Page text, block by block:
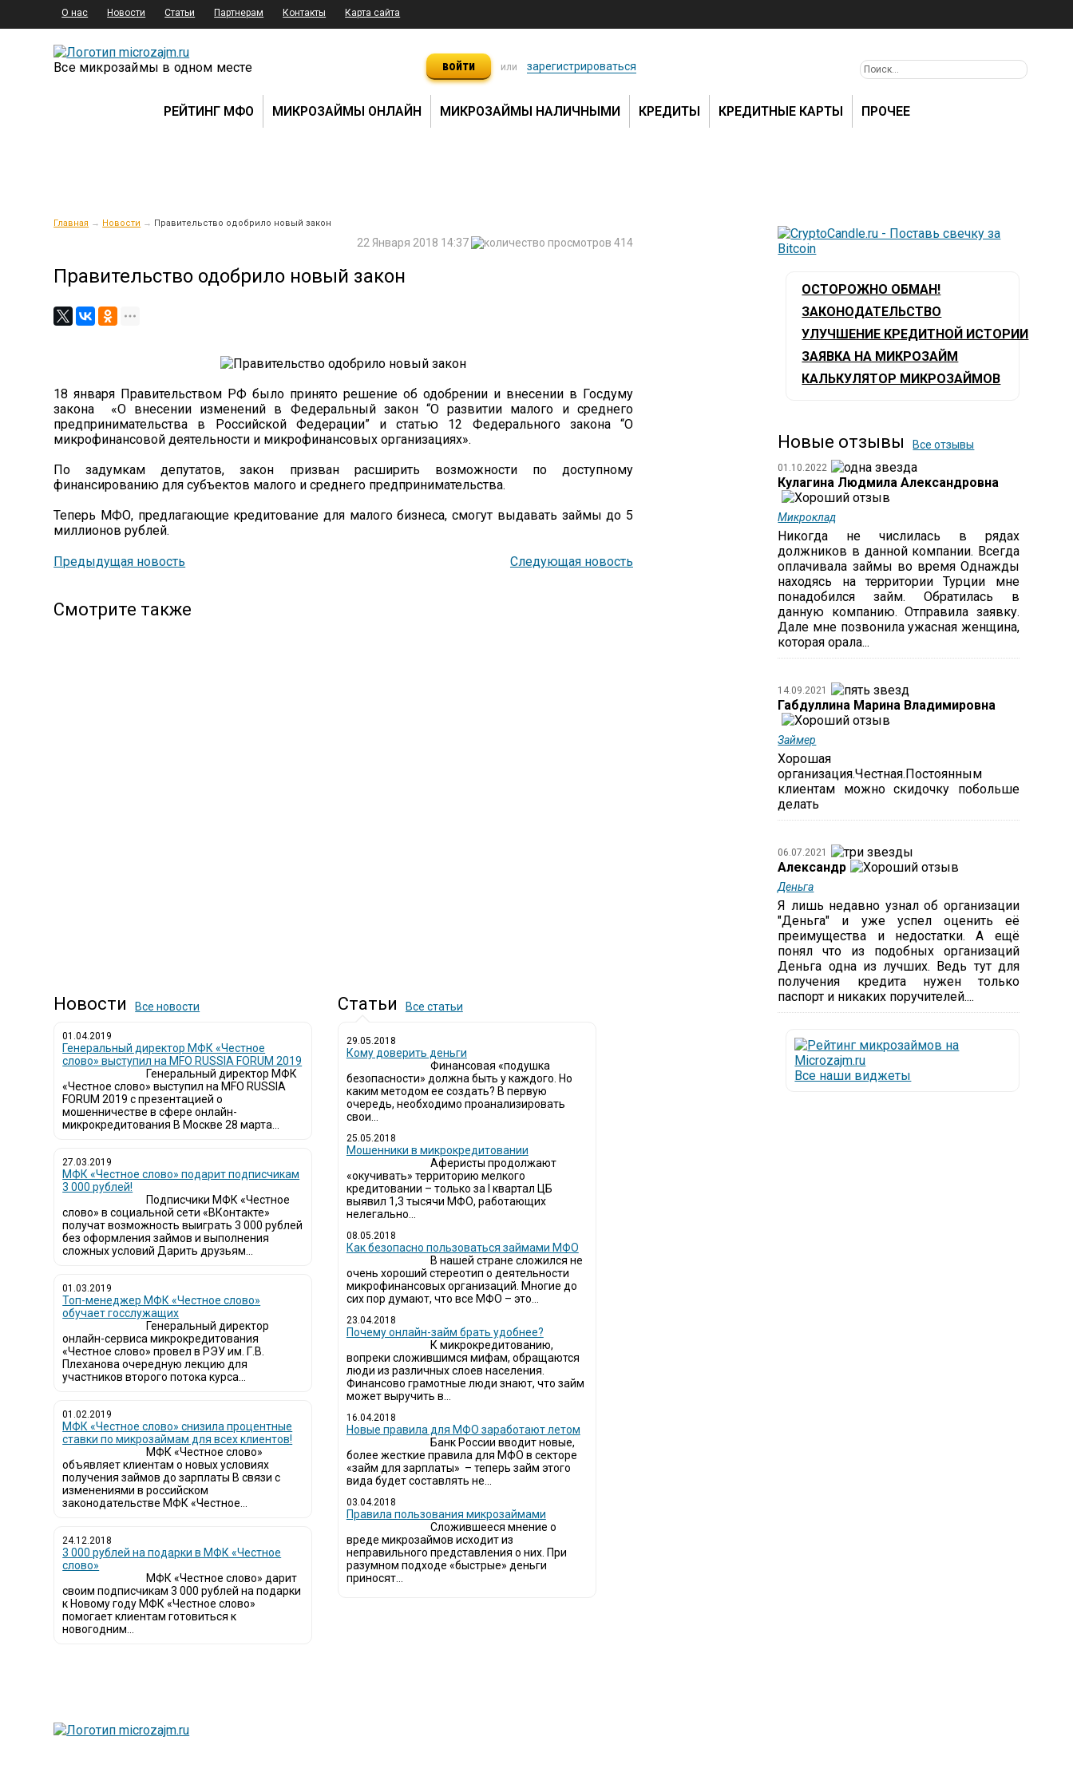
О нас Новости Статьи Партнерам Контакты Карта сайта
Все микрозаймы в одном месте войти или зарегистрироваться
РЕЙТИНГ МФО МИКРОЗАЙМЫ ОНЛАЙН МИКРОЗАЙМЫ НАЛИЧНЫМИ КРЕДИТЫ КРЕДИТНЫЕ КАРТЫ ПРОЧЕЕ
Главная → Новости → Правительство одобрило новый закон
414
22 Января 2018 14:37
Правительство одобрило новый закон
18 января Правительством РФ было принято решение об одобрении и внесении в Госдуму
закона «О внесении изменений в Федеральный закон “О развитии малого и среднего
предпринимательства в Российской Федерации” и статью 12 Федерального закона “О
микрофинансовой деятельности и микрофинансовых организациях».
По задумкам депутатов, закон призван расширить возможности по доступному
финансированию для субъектов малого и среднего предпринимательства.
Теперь МФО, предлагающие кредитование для малого бизнеса, смогут выдавать займы до 5
миллионов рублей.
Предыдущая новость Следующая новость
Смотрите также
Новости Все новости
01.04.2019
Генеральный директор МФК «Честное
слово» выступил на MFO RUSSIA FORUM 2019
Генеральный директор МФК
«Честное слово» выступил на MFO RUSSIA
FORUM 2019 с презентацией о
мошенничестве в сфере онлайн-
микрокредитования В Москве 28 марта...
27.03.2019
МФК «Честное слово» подарит подписчикам
3 000 рублей!
Подписчики МФК «Честное
слово» в социальной сети «ВКонтакте»
получат возможность выиграть 3 000 рублей
без оформления займов и выполнения
сложных условий Дарить друзьям...
01.03.2019
Топ-менеджер МФК «Честное слово»
обучает госслужащих
Генеральный директор
онлайн-сервиса микрокредитования
«Честное слово» провел в РЭУ им. Г.В.
Плеханова очередную лекцию для
участников второго потока курса...
01.02.2019
МФК «Честное слово» снизила процентные
ставки по микрозаймам для всех клиентов!
МФК «Честное слово»
объявляет клиентам о новых условиях
получения займов до зарплаты В связи с
изменениями в российском
законодательстве МФК «Честное...
24.12.2018
3 000 рублей на подарки в МФК «Честное
слово»
МФК «Честное слово» дарит
своим подписчикам 3 000 рублей на подарки
к Новому году МФК «Честное слово»
помогает клиентам готовиться к
новогодним...
Статьи Все статьи
29.05.2018
Кому доверить деньги
Финансовая «подушка
безопасности» должна быть у каждого. Но
каким методом ее создать? В первую
очередь, необходимо проанализировать
свои...
25.05.2018
Мошенники в микрокредитовании
Аферисты продолжают
«окучивать» территорию мелкого
кредитовании – только за I квартал ЦБ
выявил 1,3 тысячи МФО, работающих
нелегально...
08.05.2018
Как безопасно пользоваться займами МФО
В нашей стране сложился не
очень хороший стереотип о деятельности
микрофинансовых организаций. Многие до
сих пор думают, что все МФО – это...
23.04.2018
Почему онлайн-займ брать удобнее?
К микрокредитованию,
вопреки сложившимся мифам, обращаются
люди из различных слоев населения.
Финансово грамотные люди знают, что займ
может выручить в...
16.04.2018
Новые правила для МФО заработают летом
Банк России вводит новые,
более жесткие правила для МФО в секторе
«займ для зарплаты» – теперь займ этого
вида будет составлять не...
03.04.2018
​Правила пользования микрозаймами
Сложившееся мнение о
вреде микрозаймов исходит из
неправильного представления о них. При
разумном подходе «быстрые» деньги
приносят...
ОСТОРОЖНО ОБМАН!
ЗАКОНОДАТЕЛЬСТВО
УЛУЧШЕНИЕ КРЕДИТНОЙ ИСТОРИИ
ЗАЯВКА НА МИКРОЗАЙМ
КАЛЬКУЛЯТОР МИКРОЗАЙМОВ
Новые отзывы Все отзывы
01.10.2022
Кулагина Людмила Александровна
Микроклад
Никогда не числилась в рядах
должников в данной компании. Всегда
оплачивала займы во время Однажды
находясь на территории Турции мне
понадобился займ. Обратилась в
данную компанию. Отправила заявку.
Дале мне позвонила ужасная женщина,
которая орала...
14.09.2021
Габдуллина Марина Владимировна
Займер
Хорошая
организация.Честная.Постоянным
клиентам можно скидочку побольше
делать
06.07.2021
Александр
Деньга
Я лишь недавно узнал об организации
"Деньга" и уже успел оценить её
преимущества и недостатки. А ещё
понял что из подобных организаций
Деньга одна из лучших. Ведь тут для
получения кредита нужен только
паспорт и никаких поручителей....
Все наши виджеты